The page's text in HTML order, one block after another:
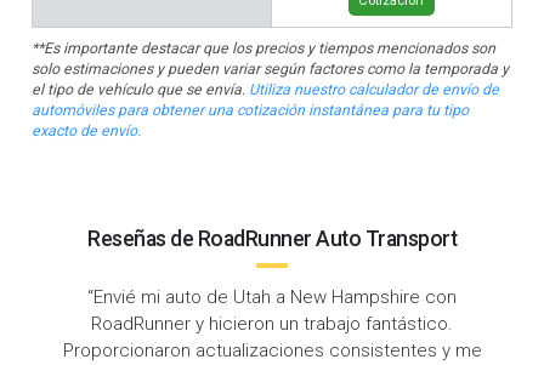
**Es importante destacar que los precios y tiempos mencionados son
solo estimaciones y pueden variar según factores como la temporada y
el tipo de vehículo que se envía. Utiliza nuestro calculador de envío de
automóviles para obtener una cotización instantánea para tu tipo
exacto de envío.
Reseñas de RoadRunner Auto Transport
“Tiempo de respuesta súper rápido: llamé un
miércoles y mi auto fue recogido ese viernes.
¡Enviado de Utah a New Hampshire a tiempo y sin